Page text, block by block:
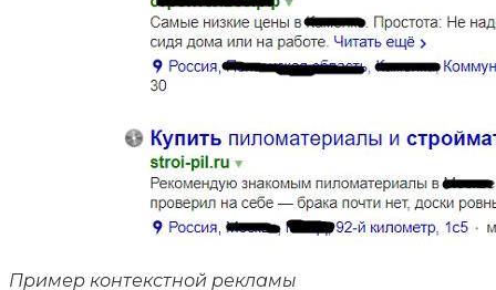
Пример контекстной рекламы